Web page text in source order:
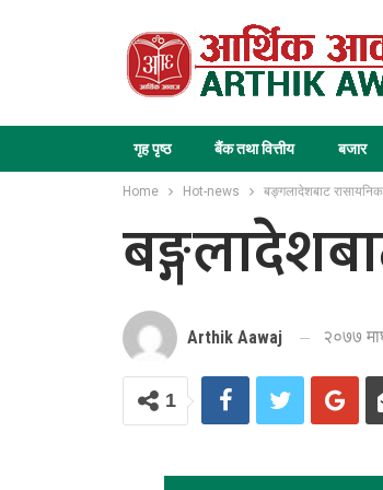
गृह पृष्ठ बैंक तथा वित्तीय बजार
Home Hot-news बङ्गलादेशबाट
Arthik Aawaj २०७७
1